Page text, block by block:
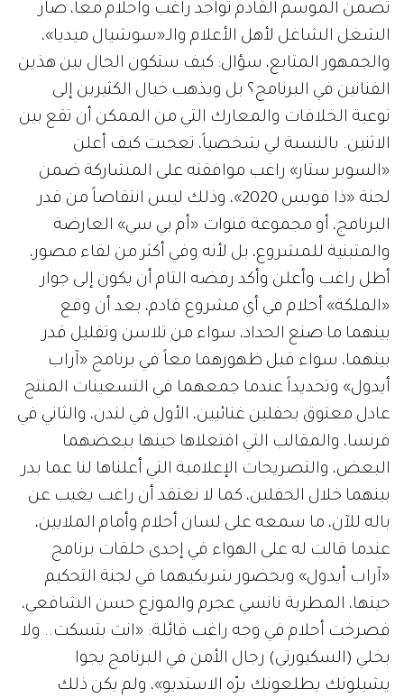
تضمن الموسم القادم تواجد راغب وأحلام معاً، صار
الشغل الشاغل لأهل الأعلام والـ«سوشيال ميديا»،
والجمهور المتابع، سؤال: كيف ستكون الحال بين هذين
الفنانين في البرنامج؟ بل ويذهب خيال الكثيرين إلى
نوعية الخلافات والمعارك التي من الممكن أن تقع بين
الاثنين. بالنسبة لي شخصياً، تعجبت كيف أعلن
«السوبر ستار» راغب موافقته على المشاركة ضمن
لجنة «ذا فويس 2020»، وذلك ليس انتقاصاً من قدر
البرنامج، أو مجموعة قنوات «أم بي سي» العارضة
والمتبنية للمشروع، بل لأنه وفي أكثر من لقاء مصور،
أطل راغب وأعلن وأكد رفضه التام أن يكون إلى جوار
«الملكة» أحلام في أي مشروع قادم، بعد أن وقع
بينهما ما صنع الحداد، سواء من تلاسن وتقليل قدر
بينهما، سواء قبل ظهورهما معاً في برنامج «آراب
أيدول» وتحديداً عندما جمعهما في التسعينات المنتج
عادل معتوق بحفلين غنائيين، الأول في لندن، والثاني في
فرنسا، والمقالب التي افتعلاها حينها ببعضهما
البعض، والتصريحات الإعلامية التي أعلناها لنا عما بدر
بينهما خلال الحفلين، كما لا نعتقد أن راغب يغيب عن
باله للآن، ما سمعه على لسان أحلام وأمام الملايين،
عندما قالت له على الهواء في إحدى حلقات برنامج
«آراب أيدول» وبحضور شريكيهما في لجنة التحكيم
حينها، المطربة نانسي عجرم والموزع حسن الشافعي،
فصرخت أحلام في وجه راغب قائلة: «انت بتسكت.. ولا
بخلي (السكيورتي) رجال الأمن في البرنامج يجوا
يشيلونك يطلعونك برّه الاستديو»، ولم يكن ذلك